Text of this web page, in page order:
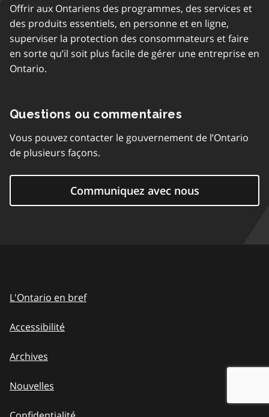
Offrir aux Ontariens des programmes, des services et
des produits essentiels, en personne et en ligne,
superviser la protection des consommateurs et faire
en sorte qu’il soit plus facile de gérer une entreprise en
Ontario.
Questions ou commentaires
Vous pouvez contacter le gouvernement de l’Ontario
de plusieurs façons.
Communiquez avec nous
L'Ontario en bref
Accessibilité
Archives
Nouvelles